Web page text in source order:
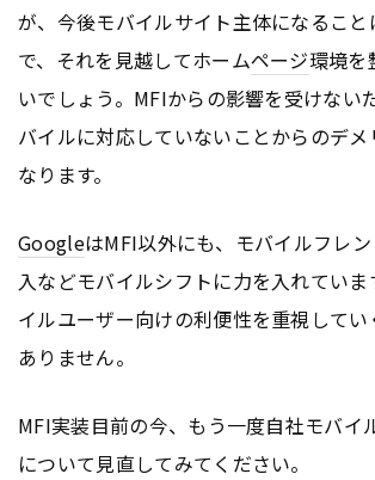
が、今後モバイルサイト主体になること
で、それを見越してホームページ環境を
いでしょう。MFIからの影響を受けない
バイルに対応していないことからのデ
なります。
GoogleはMFI以外にも、モバイルフレ
入などモバイルシフトに力を入れていま
イルユーザー向けの利便性を重視して
ありません。
MFI実装目前の今、もう一度自社モバイ
について見直してみてください。